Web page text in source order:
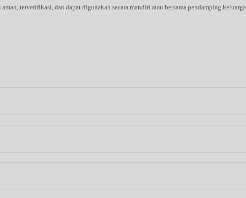
terverifikasi, dan dapat digunakan secara mandiri atau bersama pendamping keluarga.